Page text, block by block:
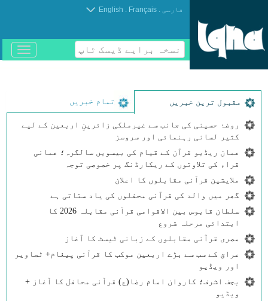
فارسی .
Français
.
English
نسخہ برایے ڈیسک ٹاپ
باز
و
مقبول ترین خبریں تمام خبریں
روضۂ حسینی کی جانب سے غیرملکی زائرینِ اربعین کے لیے
کثیر لسانی رہنمائی اور سروسز
عمان ریڈیو قرآن کے قیام کی بیسویں سالگرہ؛ عمانی
قراء کی تلاوتوں کے ریکارڈنگ پر خصوصی توجہ
ملایشین قرآنی مقابلوں کا اعلان
گھر میں والد کی قرآنی محفلوں کی یاد ستاتی ہے
سلطان قابوس بین الاقوامی قرآنی مقابلہ 2026 کا
ابتدائی مرحلہ شروع
مصری قرآنی مقابلوں کے زبانی ٹیسٹ کا آغاز
عراق کے سب سے بڑے اربعین موکب کا قرآنی پیغام+ ٹصاویر
اور ویڈیو
بجف اشرف؛ کاروان امام رضا(ع) قرآنی محافل کا آغاز +
ویڈیو